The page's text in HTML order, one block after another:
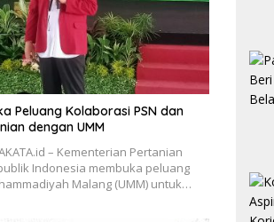
Peluang Kolaborasi PSN dan
dengan UMM
– Kementerian Pertanian
Indonesia membuka peluang
Malang (UMM) untuk…